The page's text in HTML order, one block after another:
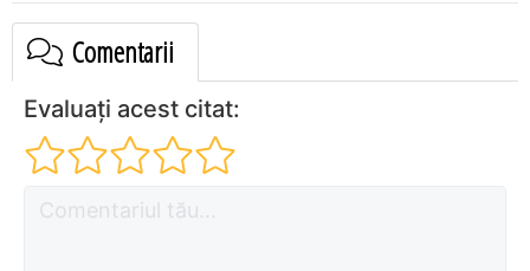
Comentarii
Evaluați acest citat: